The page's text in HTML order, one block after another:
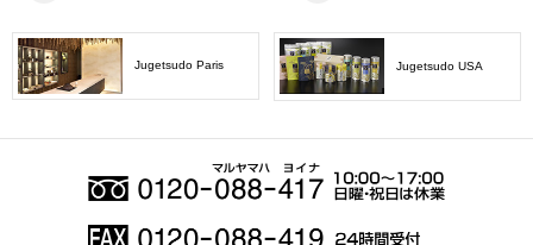
Jugetsudo Paris Jugetsudo USA